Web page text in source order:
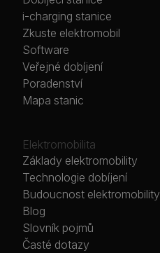
i-charging stanice
Zkuste elektromobil
Software
Veřejné dobíjení
Poradenství
Mapa stanic
Elektromobilita
Základy elektromobility
Technologie dobíjení
Budoucnost elektromobility
Blog
Slovník pojmů
Časté dotazy